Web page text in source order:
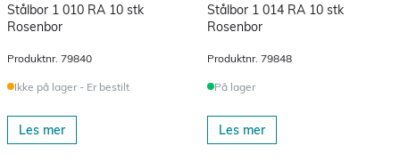
Stålbor 1 010 RA 10 stk
Rosenbor
Produktnr. 79840
Ikke på lager - Er bestilt
Les mer
Stålbor 1 014 RA 10 stk
Rosenbor
Produktnr. 79848
På lager
Les mer